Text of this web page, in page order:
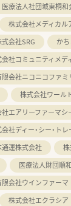
医療法人社団城東桐和
株式会社メディカル
会社SRG
か
社コミュニティメデ
限会社ニコニコファ
株式会社ワール
エアリーファーマシ
社ディー・シー・ト
通運株式会社
医療法人財団順
限会社ウインファーマ
株式会社エクラシア